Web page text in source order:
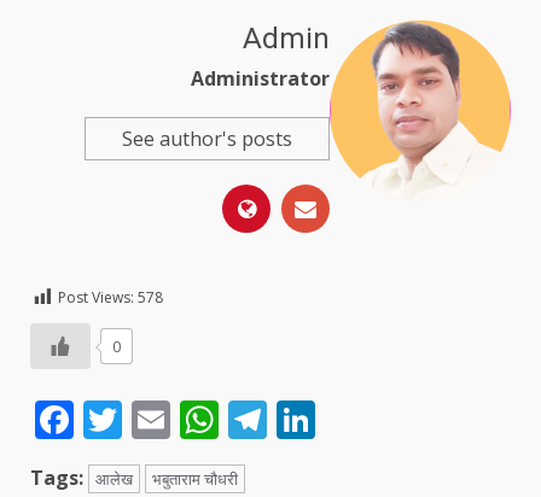
Admin
Administrator
See author's posts
Post Views: 578
0
Facebook
Twitter
EmailWhatsApp
Telegram
Tags: आलेख भबुताराम चौधरी